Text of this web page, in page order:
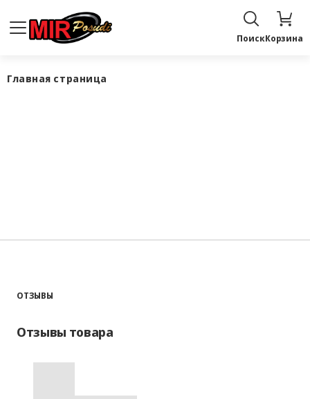
ПоискКорзина
Главная страница
ОТЗЫВЫ
Отзывы товара